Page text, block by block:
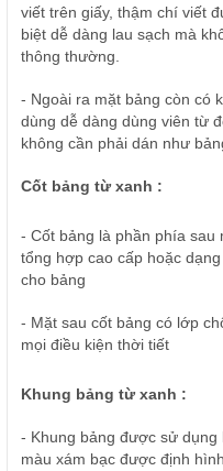
viết trên giấy, thậm chí viết
biệt dễ dàng lau sạch mà
thông thường.
- Ngoài ra mặt bảng còn có
dùng dễ dàng dùng viên từ
không cần phải dán như
Cốt bảng từ xanh :
- Cốt bảng là phần phía
tổng hợp cao cấp hoặc
cho bảng
- Mặt sau cốt bảng có lớp
mọi điều kiện thời tiết
Khung bảng từ xanh :
- Khung bảng được sử dụng
màu xám bạc được định